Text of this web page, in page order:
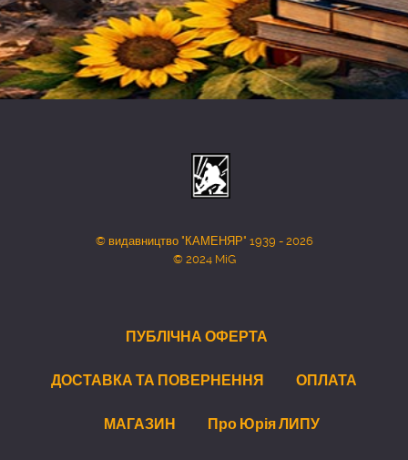
© видавництво "КАМЕНЯР" 1939 - 2026
© 2024 MiG
ПУБЛІЧНА ОФЕРТА
ДОСТАВКА ТА ПОВЕРНЕННЯ ОПЛАТА
МАГАЗИН Про Юрія ЛИПУ